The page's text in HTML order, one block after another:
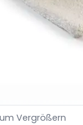
Vergrößern